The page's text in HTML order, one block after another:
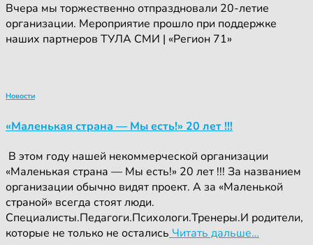
Вчера мы торжественно отпраздновали 20-летие
организации. Мероприятие прошло при поддержке
наших партнеров ТУЛА СМИ | «Регион 71»
Новости
«Маленькая страна — Мы есть!» 20 лет !!!
‍ ‍В этом году нашей некоммерческой организации
«Маленькая страна — Мы есть!» 20 лет !!! За названием
организации обычно видят проект. А за «Маленькой
страной» всегда стоят люди.
Специалисты.Педагоги.Психологи.Тренеры.И родители,
которые не только не остались Читать дальше…